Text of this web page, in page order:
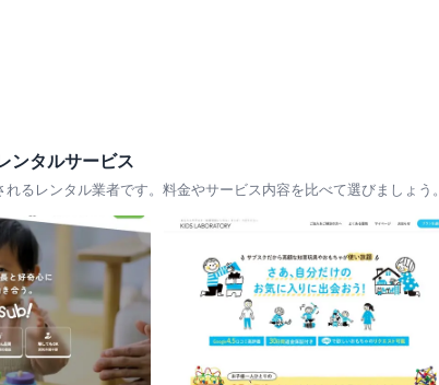
ンタルサービス
るレンタル業者です。料金やサービス内容を比べて選びましょう。